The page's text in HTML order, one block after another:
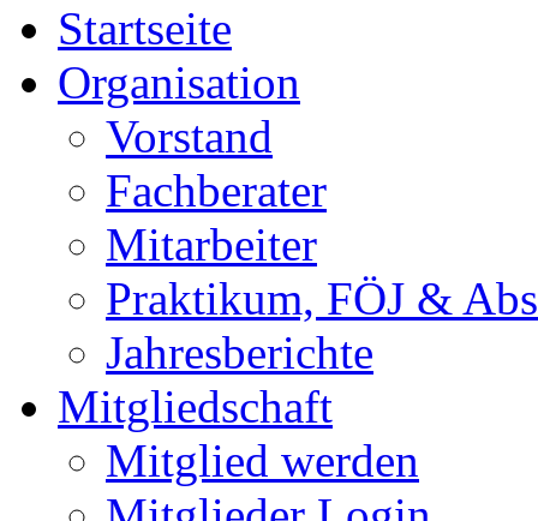
Startseite
Organisation
Vorstand
Fachberater
Mitarbeiter
Praktikum, FÖJ &
Jahresberichte
Mitgliedschaft
Mitglied werden